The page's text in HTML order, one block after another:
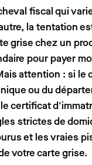
fiscal qui
la tentation
grise chez un
pour payer
attention : si le
ou du
certificat
strictes de
et les vraies
votre carte grise.